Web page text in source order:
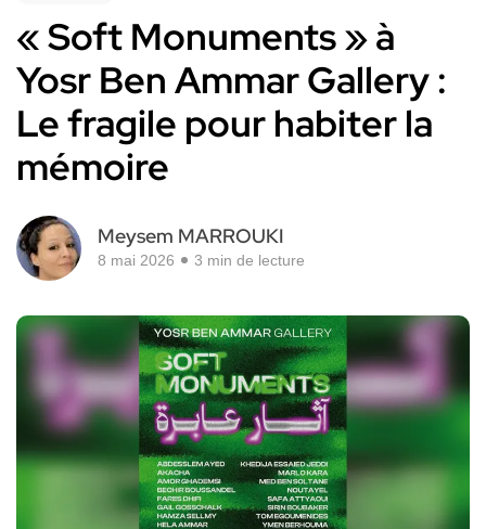
« Soft Monuments » à
Yosr Ben Ammar Gallery :
Le fragile pour habiter la
mémoire
Meysem MARROUKI
8 mai 2026 3 min de lecture